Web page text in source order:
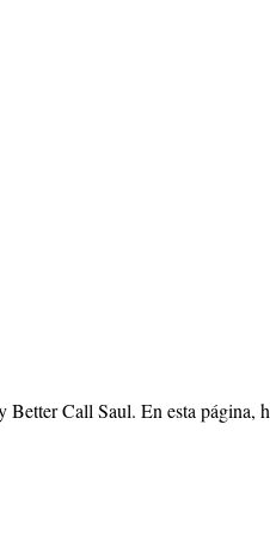
Call Saul. En esta